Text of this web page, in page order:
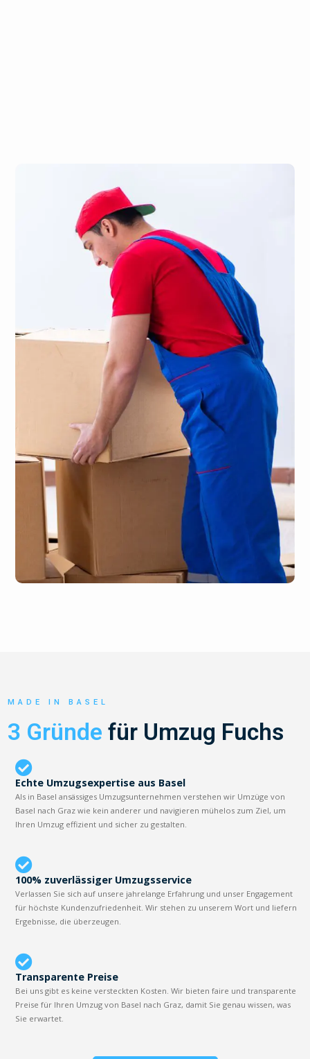
MADE IN BASEL
3 Gründe für Umzug Fuchs
Echte Umzugsexpertise aus Basel
Als in Basel ansässiges Umzugsunternehmen verstehen wir Umzüge von
Basel nach Graz wie kein anderer und navigieren mühelos zum Ziel, um
Ihren Umzug effizient und sicher zu gestalten.
100% zuverlässiger Umzugsservice
Verlassen Sie sich auf unsere jahrelange Erfahrung und unser Engagement
für höchste Kundenzufriedenheit. Wir stehen zu unserem Wort und liefern
Ergebnisse, die überzeugen.
Transparente Preise
Bei uns gibt es keine versteckten Kosten. Wir bieten faire und transparente
Preise für Ihren Umzug von Basel nach Graz, damit Sie genau wissen, was
Sie erwartet.